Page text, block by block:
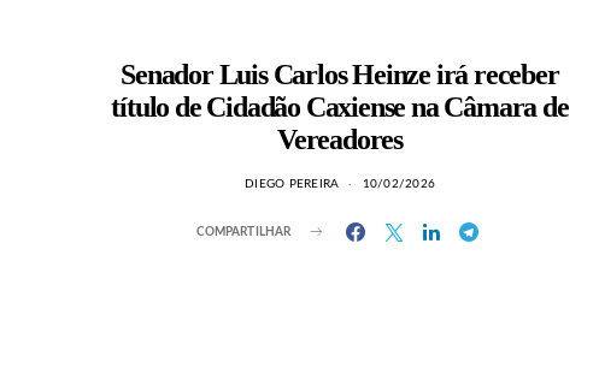
Senador Luis Carlos Heinze irá receber
título de Cidadão Caxiense na Câmara de
Vereadores
DIEGO PEREIRA 10/02/2026
COMPARTILHAR